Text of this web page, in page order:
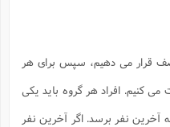
قرار مى دهيم، سپس براى هر
كنيم. افراد هر گروه بايد يكى
آخرين نفر برسد. اگر آخرين نفر